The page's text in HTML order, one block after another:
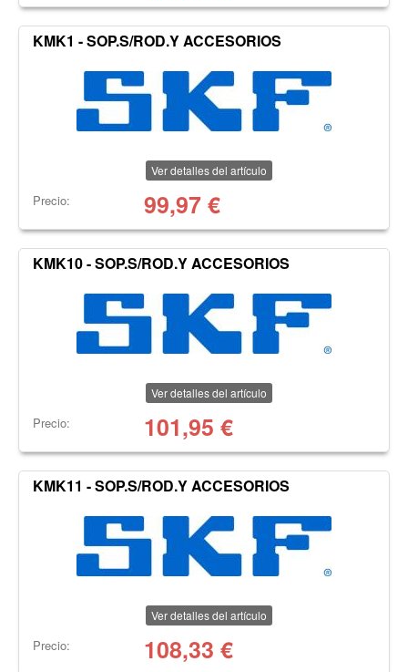
KMK1 - SOP.S/ROD.Y ACCESORIOS
Ver detalles del artículo
Precio: 99,97€
KMK10 - SOP.S/ROD.Y ACCESORIOS
Ver detalles del artículo
Precio: 101,95 €
KMK11 - SOP.S/ROD.Y ACCESORIOS
Ver detalles del artículo
Precio: 108,33 €